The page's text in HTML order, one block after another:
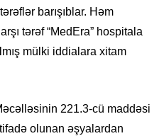
barışıblar. Həm
tərəf “MedEra” hospitala
mülki iddialara xitam
221.3-cü maddəsi
olunan əşyalardan